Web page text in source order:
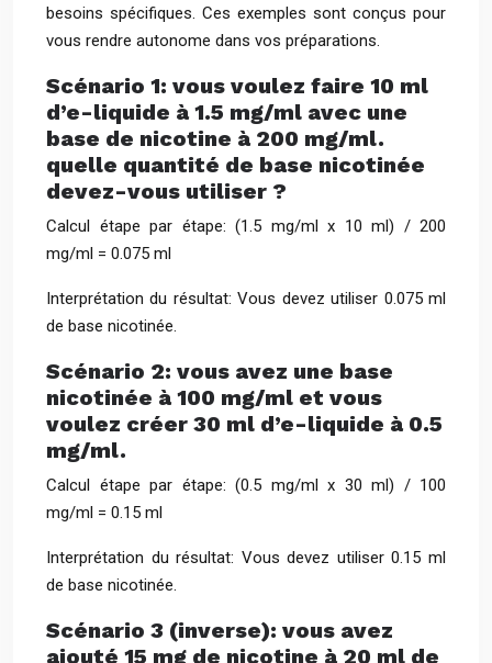
besoins spécifiques. Ces exemples sont conçus pour
vous rendre autonome dans vos préparations.
Scénario 1: vous voulez faire 10 ml
d’e-liquide à 1.5 mg/ml avec une
base de nicotine à 200 mg/ml.
quelle quantité de base nicotinée
devez-vous utiliser ?
Calcul étape par étape: (1.5 mg/ml x 10 ml) / 200
mg/ml = 0.075 ml
Interprétation du résultat: Vous devez utiliser 0.075 ml
de base nicotinée.
Scénario 2: vous avez une base
nicotinée à 100 mg/ml et vous
voulez créer 30 ml d’e-liquide à 0.5
mg/ml.
Calcul étape par étape: (0.5 mg/ml x 30 ml) / 100
mg/ml = 0.15 ml
Interprétation du résultat: Vous devez utiliser 0.15 ml
de base nicotinée.
Scénario 3 (inverse): vous avez
ajouté 15 mg de nicotine à 20 ml de